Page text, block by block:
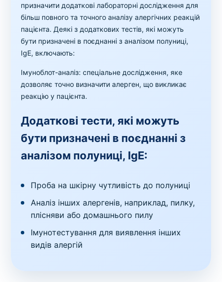
призначити додаткові лабораторні дослідження для
більш повного та точного аналізу алергічних реакцій
пацієнта. Деякі з додаткових тестів, які можуть
бути призначені в поєднанні з аналізом полуниці,
IgE, включають:
Імуноблот-аналіз: спеціальне дослідження, яке
дозволяє точно визначити алерген, що викликає
реакцію у пацієнта.
Додаткові тести, які можуть
бути призначені в поєднанні з
аналізом полуниці, IgE:
Проба на шкірну чутливість до полуниці
Аналіз інших алергенів, наприклад, пилку,
плісняви або домашнього пилу
Імунотестування для виявлення інших
видів алергій